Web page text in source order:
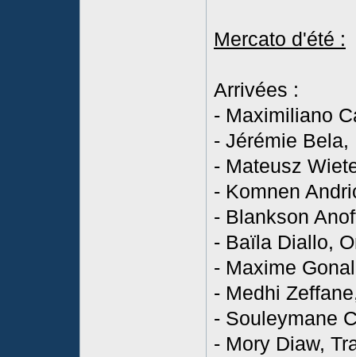
Mercato d'été :
Arrivées :
- Maximiliano
- Jérémie
- Mateusz
- Komnen
- Blankson
- Baïla Diallo,
- Maxime
- Medhi
- Souleymane
- Mory Diaw,